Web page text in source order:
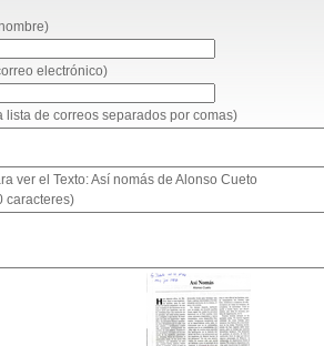
electrónico)
lista de correos separados por comas)
ver el Texto: Así nomás de Alonso Cueto
caracteres)